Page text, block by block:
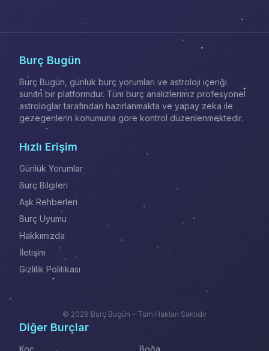
Burç Bugün
Burç Bugün, günlük burç yorumları ve astroloji içeriği
sunan bir platformdur. Tüm burç analizlerimiz profesyonel
astrologlar tarafından hazırlanmakta ve yapay zeka ile
gezegenlerin konumuna göre kontrol düzenlenmektedir.
Hızlı Erişim
Günlük Yorumlar
Burç Bilgileri
Aşk Rehberleri
Burç Uyumu
Hakkımızda
İletişim
Gizlilik Politikası
© 2026 Burç Bugün - Tüm Hakları Saklıdır
Diğer Burçlar
Koç Boğa